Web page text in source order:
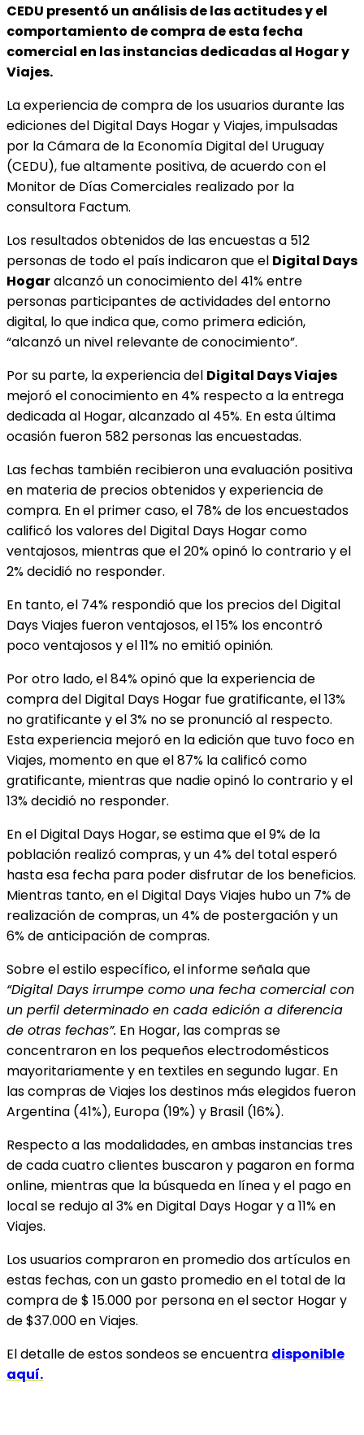
CEDU presentó un análisis de las actitudes y el
comportamiento de compra de esta fecha
comercial en las instancias dedicadas al Hogar y
Viajes.
La experiencia de compra de los usuarios durante las
ediciones del Digital Days Hogar y Viajes, impulsadas
por la Cámara de la Economía Digital del Uruguay
(CEDU), fue altamente positiva, de acuerdo con el
Monitor de Días Comerciales realizado por la
consultora Factum.
Los resultados obtenidos de las encuestas a 512
personas de todo el país indicaron que el Digital Days
Hogaralcanzó un conocimiento del 41% entre
personas participantes de actividades del entorno
digital, lo que indica que, como primera edición,
“alcanzó un nivel relevante de conocimiento”.
Por su parte, la experiencia del Digital Days Viajes
mejoró el conocimiento en 4% respecto a la entrega
dedicada al Hogar, alcanzado al 45%. En esta última
ocasión fueron 582 personas las encuestadas.
Las fechas también recibieron una evaluación positiva
en materia de precios obtenidos y experiencia de
compra. En el primer caso, el 78% de los encuestados
calificó los valores del Digital Days Hogar como
ventajosos, mientras que el 20% opinó lo contrario y el
2% decidió no responder.
En tanto, el 74% respondió que los precios del Digital
Days Viajes fueron ventajosos, el 15% los encontró
poco ventajosos y el 11% no emitió opinión.
Por otro lado, el 84% opinó que la experiencia de
compra del Digital Days Hogar fue gratificante, el 13%
no gratificante y el 3% no se pronunció al respecto.
Esta experiencia mejoró en la edición que tuvo foco en
Viajes, momento en que el 87% la calificó como
gratificante, mientras que nadie opinó lo contrario y el
13% decidió no responder.
En el Digital Days Hogar, se estima que el 9% de la
población realizó compras, y un 4% del total esperó
hasta esa fecha para poder disfrutar de los beneficios.
Mientras tanto, en el Digital Days Viajes hubo un 7% de
realización de compras, un 4% de postergación y un
6% de anticipación de compras.
Sobre el estilo específico, el informe señala que
“Digital Days irrumpe como una fecha comercial con
un perfil determinado en cada edición a diferencia
de otras fechas”. En Hogar, las compras se
concentraron en los pequeños electrodomésticos
mayoritariamente y en textiles en segundo lugar. En
las compras de Viajes los destinos más elegidos fueron
Argentina (41%), Europa (19%) y Brasil (16%).
Respecto a las modalidades, en ambas instancias tres
de cada cuatro clientes buscaron y pagaron en forma
online, mientras que la búsqueda en línea y el pago en
local se redujo al 3% en Digital Days Hogar y a 11% en
Viajes.
Los usuarios compraron en promedio dos artículos en
estas fechas, con un gasto promedio en el total de la
compra de $ 15.000 por persona en el sector Hogar y
de $37.000 en Viajes.
El detalle de estos sondeos se encuentra disponible
aquí.